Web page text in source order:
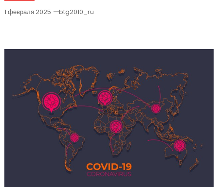
1 февраля 2025 btg2010_ru